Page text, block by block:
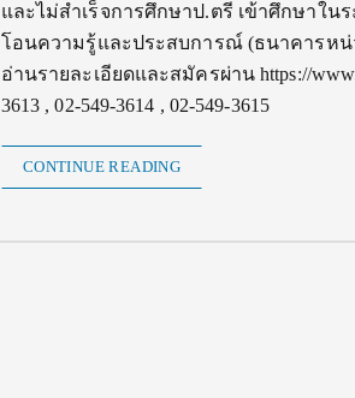
และไม่สำเร็จการศึกษาป.ตรี เข้าศึกษาใ
โอนความรู้และประสบการณ์ (ธนาคารหน่
อ่านรายละเอียดและสมัครผ่าน https://
3613 , 02-549-3614 , 02-549-3615
CONTINUE READING